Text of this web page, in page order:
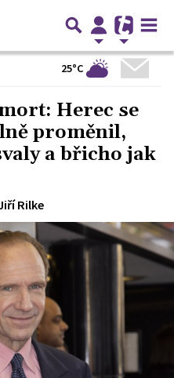
25°C
Herec se
proměnil,
a břicho jak
Rilke